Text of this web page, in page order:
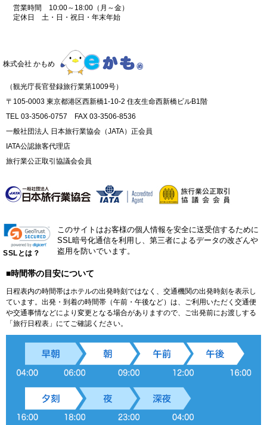
営業時間 10:00～18:00（月～金）
定休日 土・日・祝日・年末年始
株式会社 かもめ
（観光庁長官登録旅行業第1009号）
〒105-0003 東京都港区西新橋1-10-2 住友生命西新橋ビルB1階
TEL 03-3506-0757 FAX 03-3506-8536
一般社団法人 日本旅行業協会（JATA）正会員
IATA公認旅客代理店
旅行業公正取引協議会会員
SSLとは？
このサイトはお客様の個人情報を安全に送受信するために
SSL暗号化通信を利用し、第三者によるデータの改ざんや
盗用を防いでいます。
■時間帯の目安について
日程表内の時間帯はホテルの出発時刻ではなく、交通機関の出発時刻を表示し
ています。出発・到着の時間帯（午前・午後など）は、ご利用いただく交通便
や交通事情などにより変更となる場合がありますので、ご出発前にお渡しする
「旅行日程表」にてご確認ください。